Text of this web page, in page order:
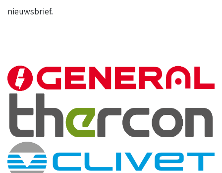
nieuwsbrief.